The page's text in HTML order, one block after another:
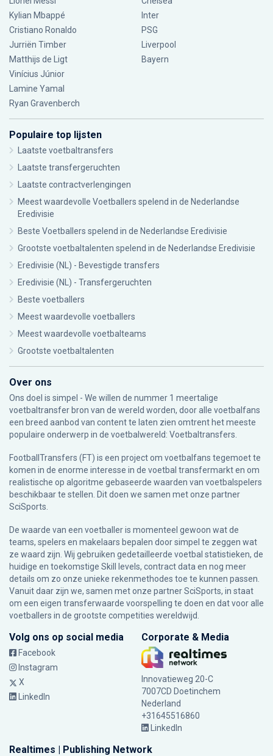
Kylian Mbappé
Cristiano Ronaldo
Jurriën Timber
Matthijs de Ligt
Vinícius Júnior
Lamine Yamal
Ryan Gravenberch
Inter
PSG
Liverpool
Bayern
Populaire top lijsten
Laatste voetbaltransfers
Laatste transfergeruchten
Laatste contractverlengingen
Meest waardevolle Voetballers spelend in de Nederlandse
Eredivisie
Beste Voetballers spelend in de Nederlandse Eredivisie
Grootste voetbaltalenten spelend in de Nederlandse Eredivisie
Eredivisie (NL) - Bevestigde transfers
Eredivisie (NL) - Transfergeruchten
Beste voetballers
Meest waardevolle voetballers
Meest waardevolle voetbalteams
Grootste voetbaltalenten
Over ons
Ons doel is simpel - We willen de nummer 1 meertalige
voetbaltransfer bron van de wereld worden, door alle voetbalfans
een breed aanbod van content te laten zien omtrent het meeste
populaire onderwerp in de voetbalwereld: Voetbaltransfers.
FootballTransfers (FT) is een project om voetbalfans tegemoet te
komen in de enorme interesse in de voetbal transfermarkt en om
realistische op algoritme gebaseerde waarden van voetbalspelers
beschikbaar te stellen. Dit doen we samen met onze partner
SciSports.
De waarde van een voetballer is momenteel gewoon wat de
teams, spelers en makelaars bepalen door simpel te zeggen wat
ze waard zijn. Wij gebruiken gedetailleerde voetbal statistieken, de
huidige en toekomstige Skill levels, contract data en nog meer
details om zo onze unieke rekenmethodes toe te kunnen passen.
Vanuit daar zijn we, samen met onze partner SciSports, in staat
om een eigen transferwaarde voorspelling te doen en dat voor alle
voetballers in de grootste competities wereldwijd.
Volg ons op social media
Facebook
Instagram
X
LinkedIn
Corporate & Media
Innovatieweg 20-C
7007CD Doetinchem
Nederland
+31645516860
LinkedIn
Realtimes | Publishing Network